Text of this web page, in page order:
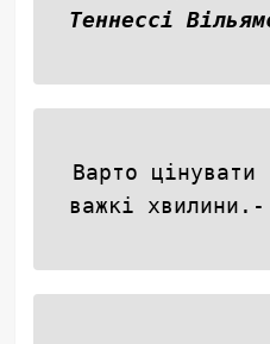
Теннессі
Варто
важкі хвилини.-